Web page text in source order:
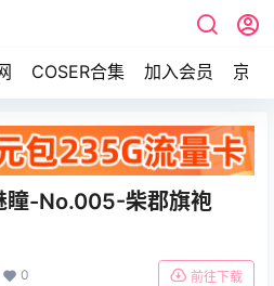
COSER合集 加入会员 京东
-No.005-柴郡旗袍
0 前往下载